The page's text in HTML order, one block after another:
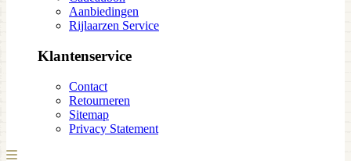
Aanbiedingen
Rijlaarzen Service
Klantenservice
Contact
Retourneren
Sitemap
Privacy Statement